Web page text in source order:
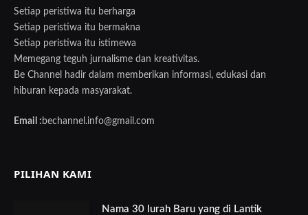
Setiap peristiwa itu berharga
Setiap peristiwa itu bermakna
Setiap peristiwa itu istimewa
Memegang teguh jurnalisme dan kreativitas.
Be Channel hadir dalam memberikan informasi, edukasi dan
hiburan kepada masyarakat.
Email : bechannel.info@gmail.com
PILIHAN KAMI
Nama 30 lurah Baru yang di Lantik